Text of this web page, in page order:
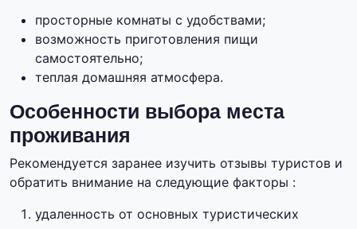
просторные комнаты с удобствами;
возможность приготовления пищи
самостоятельно;
теплая домашняя атмосфера.
Особенности выбора места
проживания
Рекомендуется заранее изучить отзывы туристов и
обратить внимание на следующие факторы :
удаленность от основных туристических